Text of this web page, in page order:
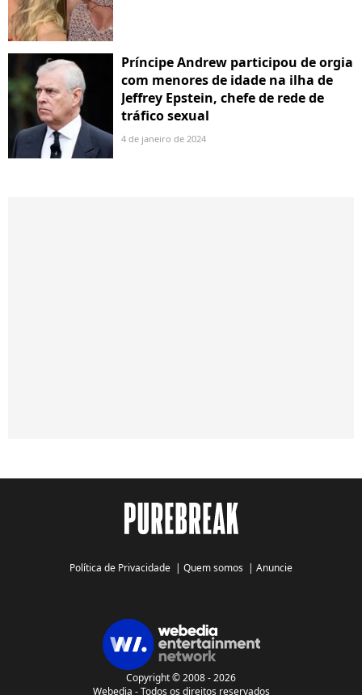
Príncipe Andrew participou de orgia
com menores de idade na ilha de
Jeffrey Epstein, chefe de rede de
tráfico sexual
4 de janeiro de 2024
Política de Privacidade | Quem somos | Anuncie
Copyright © 2008 - 2026
Webedia - Todos os direitos reservados